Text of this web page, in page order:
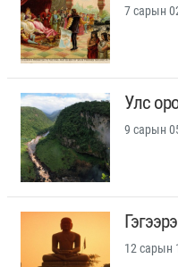
7 сарын
Улс
9 сарын
12 сарын